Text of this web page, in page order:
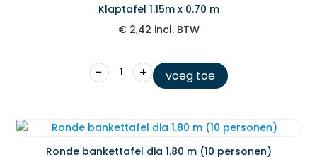
Klaptafel 1.15m x 0.70 m
€2,42 incl. BTW
− + voeg toe
Ronde bankettafel dia 1.80 m (10 personen)